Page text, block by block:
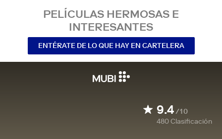
PELÍCULAS HERMOSAS E
INTERESANTES
ENTÉRATE DE LO QUE HAY EN CARTELERA
9.4/10
480Clasificación